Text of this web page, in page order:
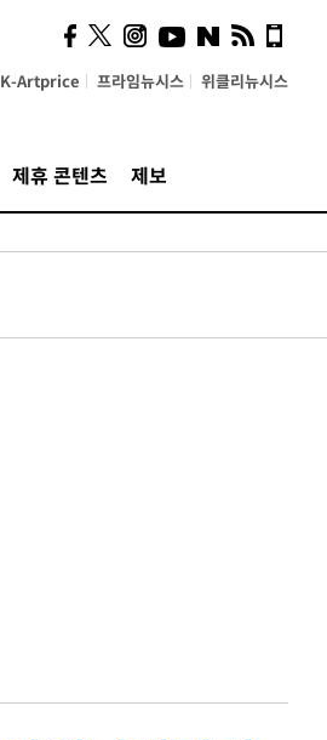
K-Artprice 프라임뉴시스 위클리뉴시스
제휴 콘텐츠 제보